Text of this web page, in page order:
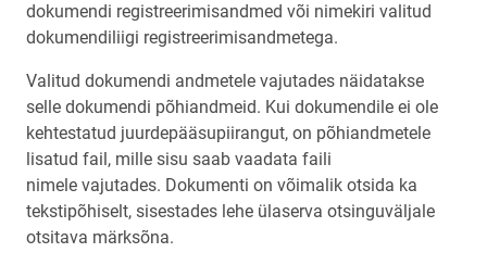
dokumendi registreerimisandmed või nimekiri valitud
dokumendiliigi registreerimisandmetega.
Valitud dokumendi andmetele vajutades näidatakse
selle dokumendi põhiandmeid. Kui dokumendile ei ole
kehtestatud juurdepääsupiirangut, on põhiandmetele
lisatud fail, mille sisu saab vaadata faili
nimele vajutades. Dokumenti on võimalik otsida ka
tekstipõhiselt, sisestades lehe ülaserva otsinguväljale
otsitava märksõna.